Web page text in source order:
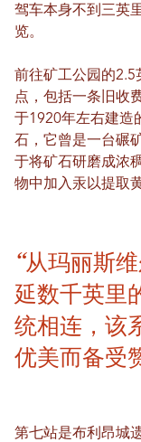
驾车本身不到三英
览。
前往矿工公园的2.5
点，包括一条旧收
于1920年左右建造
石，它曾是一台碾
于将矿石研磨成浓
物中加入汞以提取
“从玛丽斯
延数千英里
统相连，该
优美而备受
第七站是布利昂城